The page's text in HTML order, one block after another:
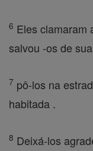
6 Eles clamaram
salvou -os de
7 pô-los na
habitada .
8 Deixá-los